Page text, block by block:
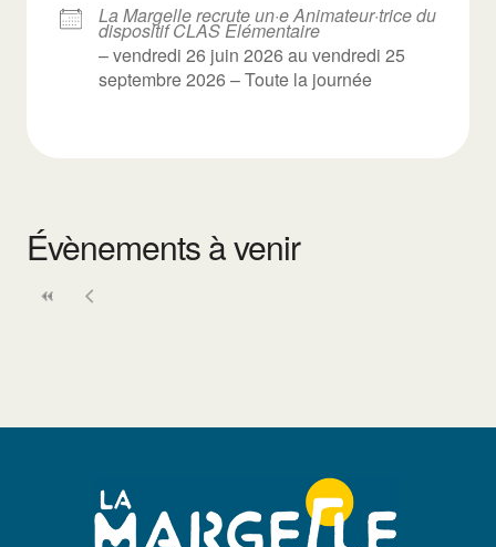
La Margelle recrute un·e Animateur·trice du
dispositif CLAS Elémentaire
– vendredi 26 juin 2026 au vendredi 25
septembre 2026 – Toute la journée
Évènements à venir